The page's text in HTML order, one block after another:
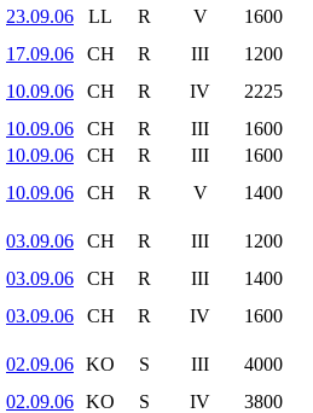
23.09.06
LL R V 1600
17.09.06
CH R III 1200
10.09.06
CH R IV 2225
10.09.06
CH R III 1600
10.09.06
CH R III 1600
10.09.06
CH R V 1400
03.09.06 CH R III 1200
03.09.06
CH R III 1400
03.09.06
CH R IV 1600
02.09.06 KO S III 4000
02.09.06 KO S IV 3800